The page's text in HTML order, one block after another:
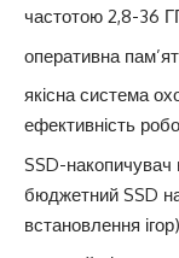
частотою 2,8-36
оперативна
якісна система
ефективність
SSD-накопичувач
бюджетний SSD
встановлення